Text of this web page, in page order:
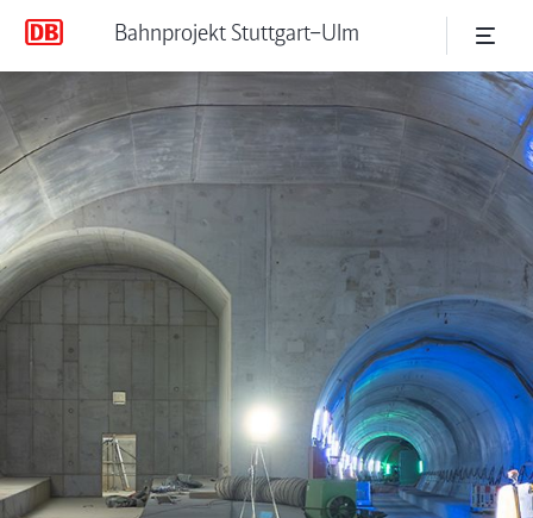
P-Option
Bahnprojekt Stuttgart–Ulm